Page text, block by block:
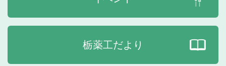
栃薬工だより